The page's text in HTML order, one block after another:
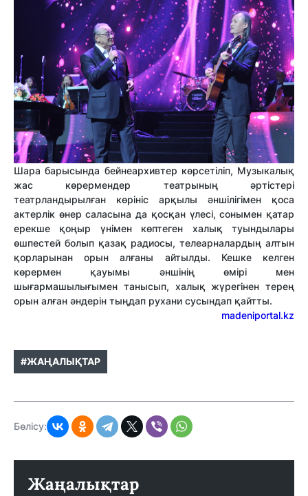
Шара барысында бейнеархивтер көрсетіліп, Музыкалық
жас көрермендер театрының әртістері
театрландырылған көрініс арқылы әншілігімен қоса
актерлік өнер саласына да қосқан үлесі, сонымен қатар
ерекше қоңыр үнімен көптеген халық туындылары
өшпестей болып қазақ радиосы, телеарналардың алтын
қорларынан орын алғаны айтылды. Кешке келген
көрермен қауымы әншінің өмірі мен
шығармашылығымен танысып, халық жүрегінен терең
орын алған әндерін тыңдап рухани сусындап қайтты.
madeniportal.kz
#ЖАҢАЛЫҚТАР
Бөлісу:
Жаңалықтар